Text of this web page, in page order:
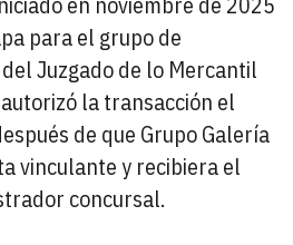
para el grupo de
Juzgado de lo Mercantil
la transacción el
de que Grupo Galería
vinculante y recibiera el
concursal.